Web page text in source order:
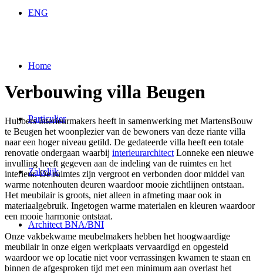
ENG
Home
Particulier
Zakelijk
Architect BNA/BNI
Verbouwing villa Beugen
Hubbers interieurmakers heeft in samenwerking met MartensBouw
te Beugen het woonplezier van de bewoners van deze riante villa
naar een hoger niveau getild. De gedateerde villa heeft een totale
renovatie ondergaan waarbij interieurarchitect Lonneke een nieuwe
invulling heeft gegeven aan de indeling van de ruimtes en het
interieur. De ruimtes zijn vergroot en verbonden door middel van
warme notenhouten deuren waardoor mooie zichtlijnen ontstaan.
Het meubilair is groots, niet alleen in afmeting maar ook in
materiaalgebruik. Ingetogen warme materialen en kleuren waardoor
een mooie harmonie ontstaat.
Onze vakbekwame meubelmakers hebben het hoogwaardige
meubilair in onze eigen werkplaats vervaardigd en opgesteld
waardoor we op locatie niet voor verrassingen kwamen te staan en
binnen de afgesproken tijd met een minimum aan overlast het